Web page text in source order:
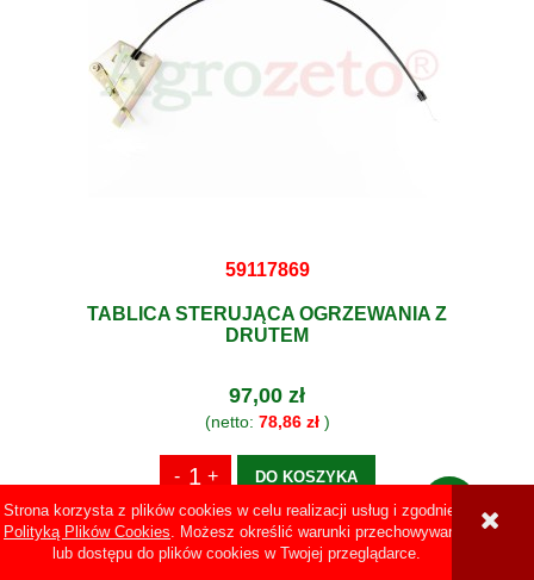
Strona korzysta z plików cookies w celu realizacji usług i zgodnie z
Polityką Plików Cookies. Możesz określić warunki przechowywania
lub dostępu do plików cookies w Twojej przeglądarce.
59117869
TABLICA STERUJĄCA OGRZEWANIA Z
DRUTEM
97,00 zł
(netto: 78,86 zł)
DO KOSZYKA